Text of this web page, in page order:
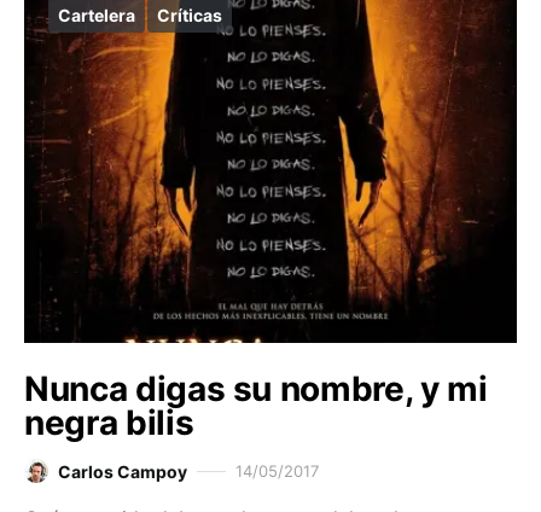
Cartelera Críticas
Nunca digas su nombre, y mi
negra bilis
Carlos Campoy 14/05/2017